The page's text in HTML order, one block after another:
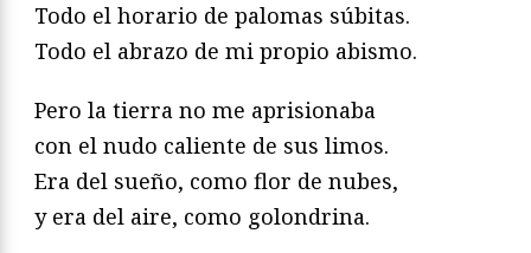
Todo el horario de palomas súbitas.
Todo el abrazo de mi propio abismo.
Pero la tierra no me aprisionaba
con el nudo caliente de sus limos.
Era del sueño, como flor de nubes,
y era del aire, como golondrina.